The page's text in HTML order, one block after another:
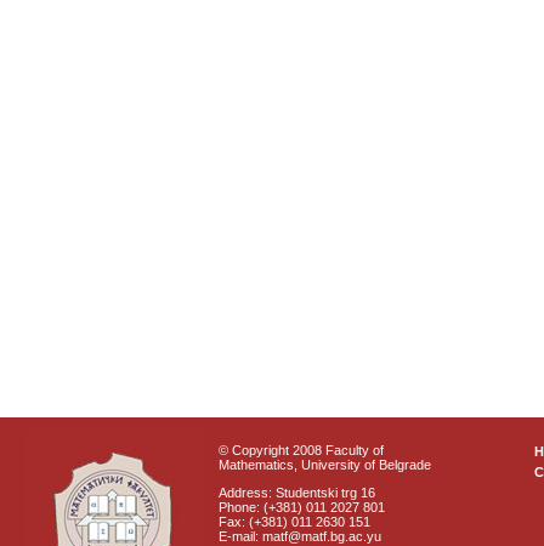
© Copyright 2008 Faculty of
Mathematics, University of Belgrade
Address: Studentski trg 16
Phone: (+381) 011 2027 801
Fax: (+381) 011 2630 151
E-mail: matf@matf.bg.ac.yu